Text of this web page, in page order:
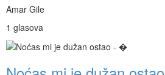
Amar Gile
1 glasova